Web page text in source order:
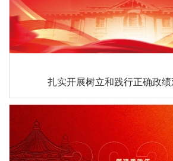
扎实开展树立和践行正确政